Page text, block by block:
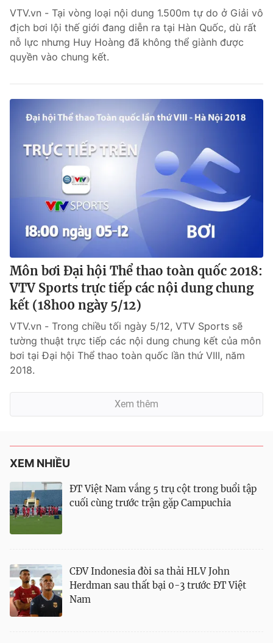
VTV.vn - Tại vòng loại nội dung 1.500m tự do ở Giải vô
địch bơi lội thế giới đang diễn ra tại Hàn Quốc, dù rất
nỗ lực nhưng Huy Hoàng đã không thể giành được
quyền vào chung kết.
Môn bơi Đại hội Thể thao toàn quốc 2018:
VTV Sports trực tiếp các nội dung chung
kết (18h00 ngày 5/12)
VTV.vn - Trong chiều tối ngày 5/12, VTV Sports sẽ
tường thuật trực tiếp các nội dung chung kết của môn
bơi tại Đại hội Thể thao toàn quốc lần thứ VIII, năm
2018.
Xem thêm
XEM NHIỀU
ĐT Việt Nam vắng 5 trụ cột trong buổi tập
cuối cùng trước trận gặp Campuchia
CĐV Indonesia đòi sa thải HLV John
Herdman sau thất bại 0-3 trước ĐT Việt
Nam